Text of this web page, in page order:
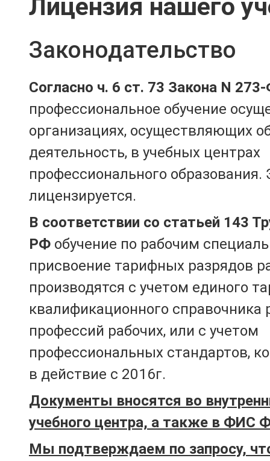
Лицензия нашего
Законодательство
Согласно ч. 6 ст. 73 Закона N
профессиональное обучение
организациях, осуществляющих
деятельность, в учебных центрах
профессионального образования.
лицензируется.
В соответствии со статьей 143
РФ обучение по рабочим
присвоение тарифных разрядов
производятся с учетом единого
квалификационного справочника
профессий рабочих, или с учетом
профессиональных стандартов,
в действие с 2016г.
Документы вносятся во
учебного центра, а также в ФИС
Мы подтверждаем по запросу,